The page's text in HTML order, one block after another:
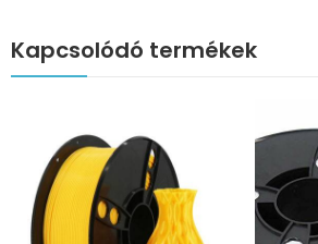
Kapcsolódó termékek